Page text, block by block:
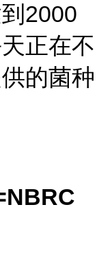
2000
正在不
的菌种